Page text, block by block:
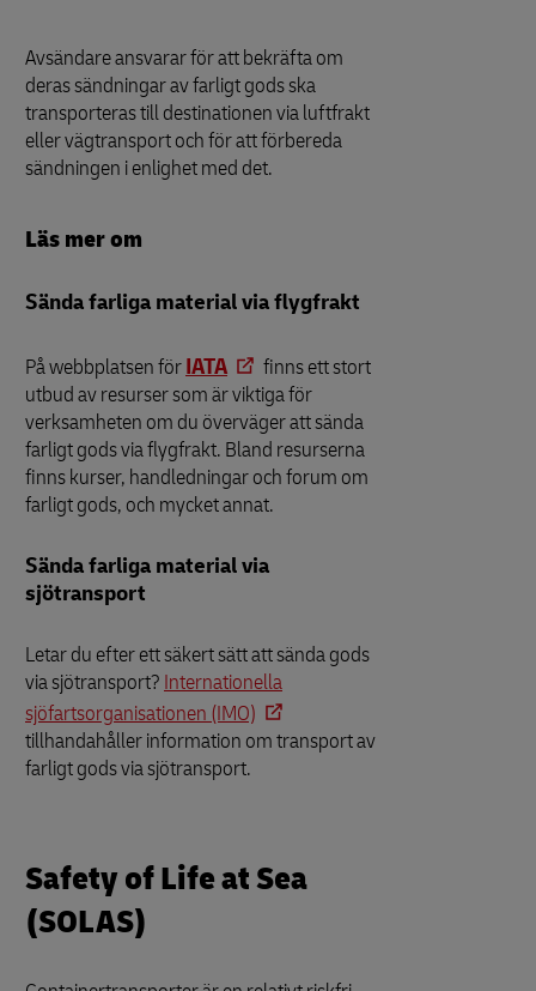
Avsändare ansvarar för att bekräfta om
deras sändningar av farligt gods ska
transporteras till destinationen via luftfrakt
eller vägtransport och för att förbereda
sändningen i enlighet med det.
Läs mer om
Sända farliga material via flygfrakt
På webbplatsen förIATA
finns ett stort
utbud av resurser som är viktiga för
verksamheten om du överväger att sända
farligt gods via flygfrakt. Bland resurserna
finns kurser, handledningar och forum om
farligt gods, och mycket annat.
Sända farliga material via
sjötransport
Letar du efter ett säkert sätt att sända gods
via sjötransport? Internationella
sjöfartsorganisationen (IMO)
tillhandahåller information om transport av
farligt gods via sjötransport.
Safety of Life at Sea
(SOLAS)